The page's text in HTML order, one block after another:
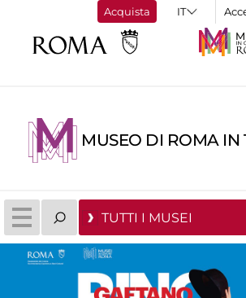
Acquista
MUSEO DI ROMA IN
TUTTI I MUSEI